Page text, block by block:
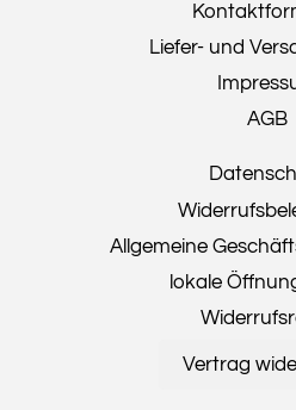
Liefer- und
AGB
Allgemeine
lokale
Vertrag